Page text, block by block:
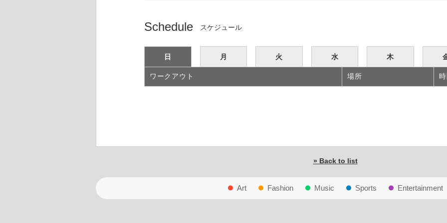
Schedule スケジュール
日 月 火 水 木
ワークアウト 場所
» Back to list
Art Fashion Music Sports Entertainment